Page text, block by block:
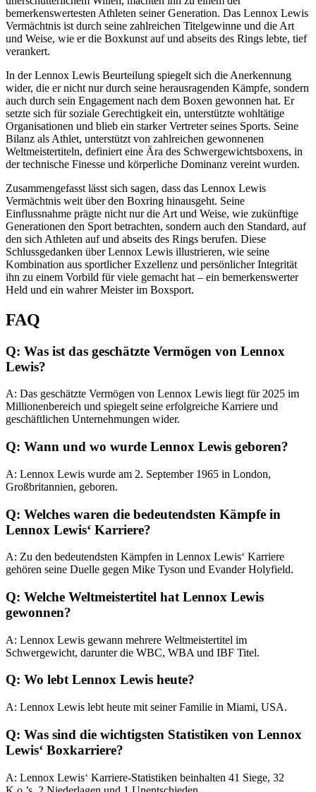
bemerkenswertesten Athleten seiner Generation. Das Lennox Lewis
Vermächtnis ist durch seine zahlreichen Titelgewinne und die Art
und Weise, wie er die Boxkunst auf und abseits des Rings lebte, tief
verankert.
In der Lennox Lewis Beurteilung spiegelt sich die Anerkennung
wider, die er nicht nur durch seine herausragenden Kämpfe, sondern
auch durch sein Engagement nach dem Boxen gewonnen hat. Er
setzte sich für soziale Gerechtigkeit ein, unterstützte wohltätige
Organisationen und blieb ein starker Vertreter seines Sports. Seine
Bilanz als Athlet, unterstützt von zahlreichen gewonnenen
Weltmeistertiteln, definiert eine Ära des Schwergewichtsboxens, in
der technische Finesse und körperliche Dominanz vereint wurden.
Zusammengefasst lässt sich sagen, dass das Lennox Lewis
Vermächtnis weit über den Boxring hinausgeht. Seine
Einflussnahme prägte nicht nur die Art und Weise, wie zukünftige
Generationen den Sport betrachten, sondern auch den Standard, auf
den sich Athleten auf und abseits des Rings berufen. Diese
Schlussgedanken über Lennox Lewis illustrieren, wie seine
Kombination aus sportlicher Exzellenz und persönlicher Integrität
ihn zu einem Vorbild für viele gemacht hat – ein bemerkenswerter
Held und ein wahrer Meister im Boxsport.
FAQ
Q: Was ist das geschätzte Vermögen von Lennox
Lewis?
A: Das geschätzte Vermögen von Lennox Lewis liegt für 2025 im
Millionenbereich und spiegelt seine erfolgreiche Karriere und
geschäftlichen Unternehmungen wider.
Q: Wann und wo wurde Lennox Lewis geboren?
A: Lennox Lewis wurde am 2. September 1965 in London,
Großbritannien, geboren.
Q: Welches waren die bedeutendsten Kämpfe in
Lennox Lewis‘ Karriere?
A: Zu den bedeutendsten Kämpfen in Lennox Lewis‘ Karriere
gehören seine Duelle gegen Mike Tyson und Evander Holyfield.
Q: Welche Weltmeistertitel hat Lennox Lewis
gewonnen?
A: Lennox Lewis gewann mehrere Weltmeistertitel im
Schwergewicht, darunter die WBC, WBA und IBF Titel.
Q: Wo lebt Lennox Lewis heute?
A: Lennox Lewis lebt heute mit seiner Familie in Miami, USA.
Q: Was sind die wichtigsten Statistiken von Lennox
Lewis‘ Boxkarriere?
A: Lennox Lewis‘ Karriere-Statistiken beinhalten 41 Siege, 32